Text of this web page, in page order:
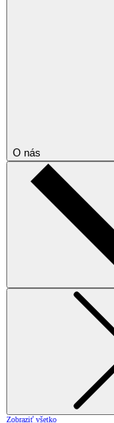
O nás
Zobraziť všetko